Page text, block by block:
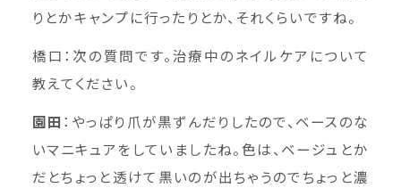
りとかキャンプに行ったりとか、それくらいですね。
橋口：次の質問です。治療中のネイルケアについて
教えてください。
園田 ：やっぱり爪が黒ずんだりしたので、ベースのな
いマニキュアをしていましたね。色は、ベージュとか
だとちょっと透けて黒いのが出ちゃうのでちょっと濃